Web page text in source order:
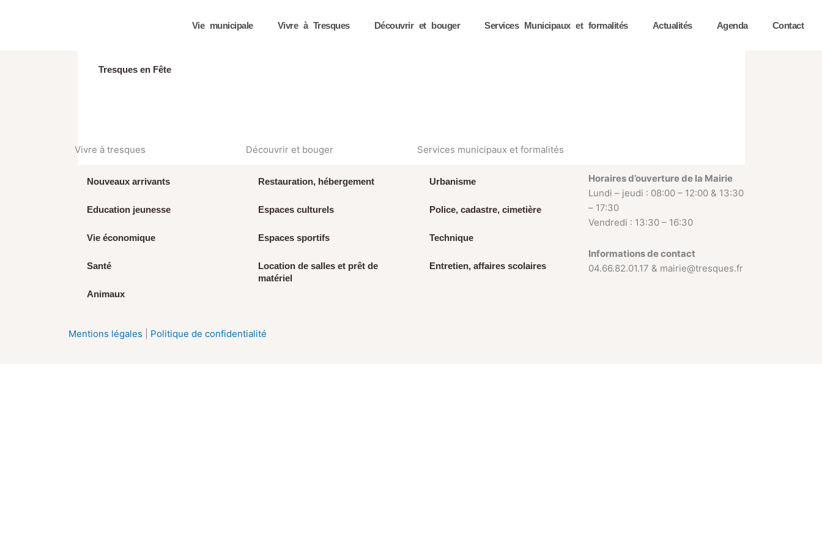
Vie municipale Vivre à Tresques Découvrir et bouger Services Municipaux et formalités Actualités Agenda Contact
Tresques en Fête
Vivre à tresques
Nouveaux arrivants
Education jeunesse
Vie économique
Santé
Animaux
Découvrir et bouger
Restauration, hébergement
Espaces culturels
Espaces sportifs
Location de salles et prêt de
matériel
Services municipaux et formalités
Urbanisme
Police, cadastre, cimetière
Technique
Entretien, affaires scolaires
Horaires d’ouverture de la Mairie
Lundi – jeudi : 08:00 – 12:00 & 13:30
– 17:30
Vendredi : 13:30 – 16:30
Informations de contact
04.66.82.01.17 & mairie@tresques.fr
Mentions légales Politique de confidentialité